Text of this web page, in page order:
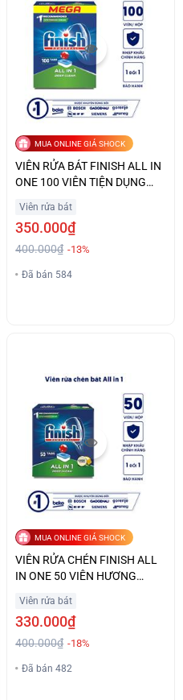
MUA ONLINE GIÁ SHOCK
VIÊN RỬA BÁT FINISH ALL IN
ONE 100 VIÊN TIỆN DỤNG
Viên rửa bát
350.000₫
400.000₫ -13%
Đã bán 584
MUA ONLINE GIÁ SHOCK
VIÊN RỬA CHÉN FINISH ALL
IN ONE 50 VIÊN HƯƠNG
Viên rửa bát
330.000₫
400.000₫ -18%
Đã bán 482